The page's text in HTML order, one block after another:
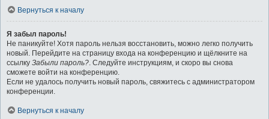
Вернуться к началу
Я забыл пароль!
Не паникуйте! Хотя пароль нельзя восстановить, можно легко получить
новый. Перейдите на страницу входа на конференцию и щёлкните на
ссылку Забыли пароль?. Следуйте инструкциям, и скоро вы снова
сможете войти на конференцию.
Если не удалось получить новый пароль, свяжитесь с администратором
конференции.
Вернуться к началу